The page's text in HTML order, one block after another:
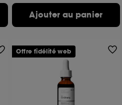
Ajouter au panier
Offre fidélité web
tous les cookies, cliques
Voous pouvez à tout
votrte consentement. Si vous